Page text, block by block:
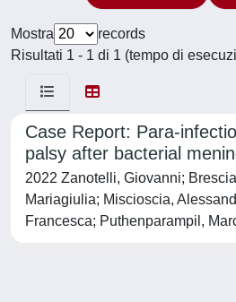
Mostra
records
Risultati 1 - 1 di 1 (tempo di
Case Report: Para-
palsy after bacterial
2022 Zanotelli, Giovanni;
Mariagiulia; Miscioscia,
Francesca; Puthenparampil,